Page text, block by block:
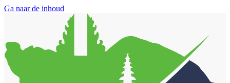
Ga naar de inhoud